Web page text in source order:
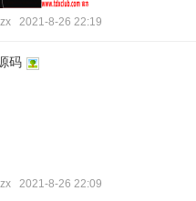
2021-8-26 22:19
码
2021-8-26 22:09